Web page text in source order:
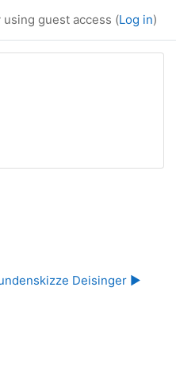
guest access (Log in)
Deisinger ▶︎